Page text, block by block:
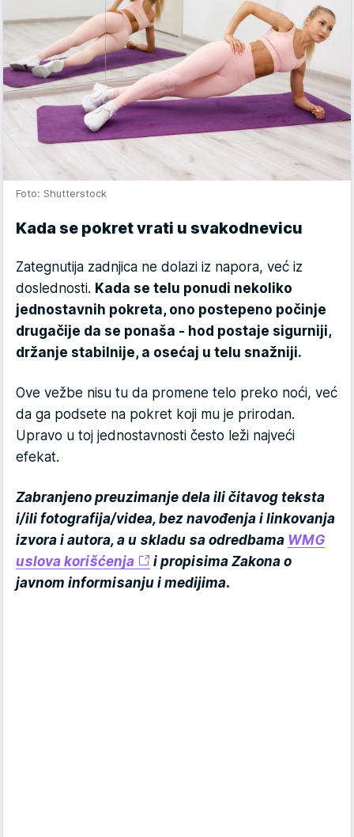
Foto: Shutterstock
Kada se pokret vrati u svakodnevicu
Zategnutija zadnjica ne dolazi iz napora, već iz
doslednosti. Kada se telu ponudi nekoliko
jednostavnih pokreta, ono postepeno počinje
drugačije da se ponaša - hod postaje sigurniji,
držanje stabilnije, a osećaj u telu snažniji.
Ove vežbe nisu tu da promene telo preko noći, već
da ga podsete na pokret koji mu je prirodan.
Upravo u toj jednostavnosti često leži najveći
efekat.
Zabranjeno preuzimanje dela ili čitavog teksta
i/ili fotografija/videa, bez navođenja i linkovanja
izvora i autora, a u skladu sa odredbama WMG
uslova korišćenja
i propisima Zakona o
javnom informisanju i medijima.